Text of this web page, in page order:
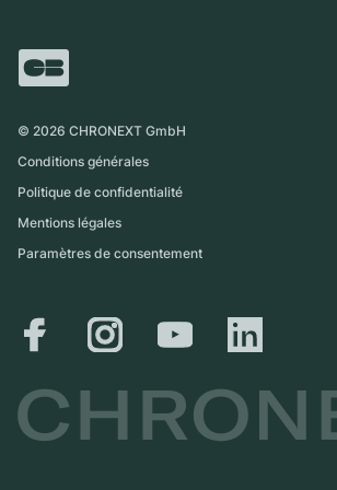
International
Magazine
Retrait sur place
© 2026 CHRONEXT GmbH
Conditions générales
Politique de confidentialité
Mentions légales
Paramètres de consentement